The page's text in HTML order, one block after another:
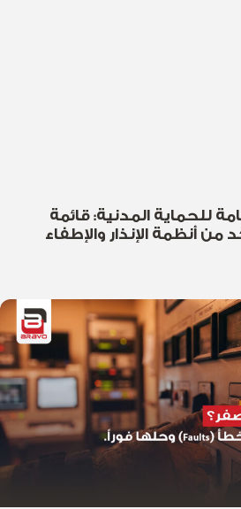
للحماية المدنية: قائمة
من أنظمة الإنذار والإطفاء